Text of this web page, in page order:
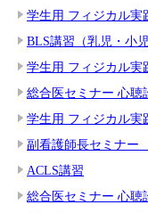
学生用 フィジカル実
BLS講習（乳児・小児
学生用 フィジカル実
総合医セミナー 心
学生用 フィジカル実
副看護師長セミナー
ACLS講習
総合医セミナー 心